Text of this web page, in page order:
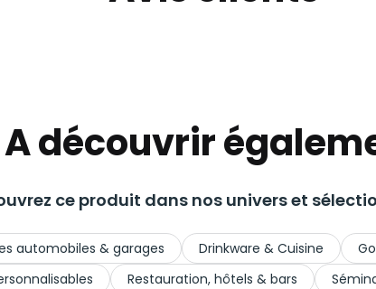
A découvrir
ce produit dans nos univers et
automobiles & garages Drinkware & Cuisine
Restauration, hôtels & bars